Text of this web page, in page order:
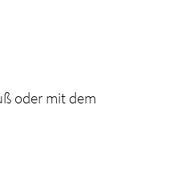
oder mit dem